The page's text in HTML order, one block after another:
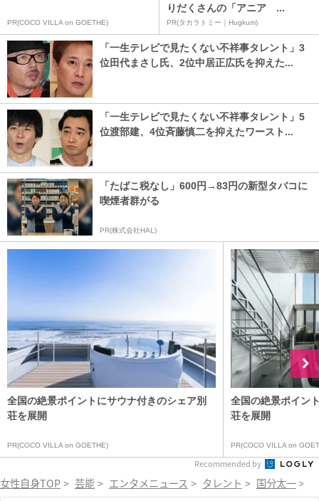
PR(COCO VILLA on GOETHE)
りだくさんの「アニア ...
PR(タカラトミー｜Hugkum)
「一生テレビで見たくない不祥事タレント」3
位田代まさし氏、2位中居正広氏を抑えた...
「一生テレビで見たくない不祥事タレント」5
位渡部建、4位斉藤慎二を抑えたワースト...
「たばこ税なし」600円→83円の新型タバコに
喫煙者群がる
PR(株式会社HAL)
全国の絶景ポイントにサウナ付きのシェア別
荘を展開
PR(COCO VILLA on GOETHE)
全国の絶景ポイン
荘を展開
PR(COCO VILLA on
Recommended by
女性自身TOP > 芸能 > エンタメニュース > タレント > 国分太一 >